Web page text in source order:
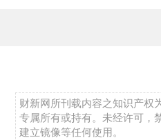
财新网所刊载内容之知识产权
专属所有或持有。未经许可，
建立镜像等任何使用。